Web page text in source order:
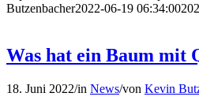
Butzenbacher2022-06-19 06:34:00
Was hat ein Baum mit
18. Juni 2022/in News/von Kevin